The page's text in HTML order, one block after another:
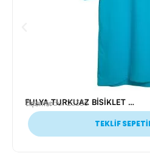
FULYA TURKUAZ BİSİKLET YAKA TİŞÖRT L
Ürün Kodu: 23336
Tişörtler
TEKLİF